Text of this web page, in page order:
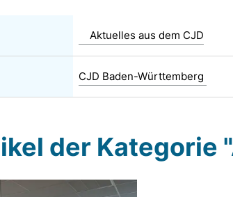
Aktuelles aus dem CJD
CJD Baden-Württemberg
der Kategorie